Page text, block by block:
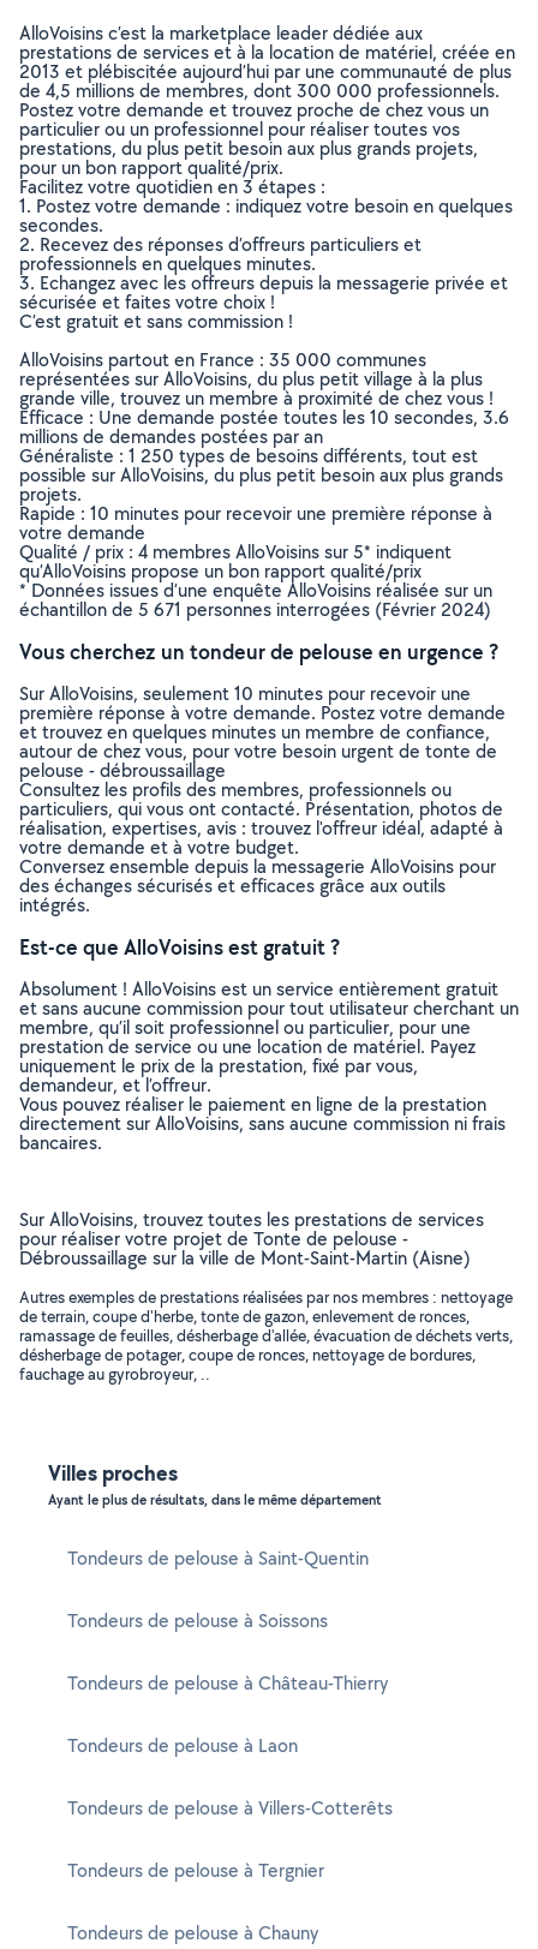
AlloVoisins c’est la marketplace leader dédiée aux
prestations de services et à la location de matériel, créée en
2013 et plébiscitée aujourd’hui par une communauté de plus
de 4,5 millions de membres, dont 300 000 professionnels.
Postez votre demande et trouvez proche de chez vous un
particulier ou un professionnel pour réaliser toutes vos
prestations, du plus petit besoin aux plus grands projets,
pour un bon rapport qualité/prix.
Facilitez votre quotidien en 3 étapes :
1. Postez votre demande : indiquez votre besoin en quelques
secondes.
2. Recevez des réponses d’offreurs particuliers et
professionnels en quelques minutes.
3. Echangez avec les offreurs depuis la messagerie privée et
sécurisée et faites votre choix !
C’est gratuit et sans commission !
AlloVoisins partout en France : 35 000 communes
représentées sur AlloVoisins, du plus petit village à la plus
grande ville, trouvez un membre à proximité de chez vous !
Efficace : Une demande postée toutes les 10 secondes, 3.6
millions de demandes postées par an
Généraliste : 1 250 types de besoins différents, tout est
possible sur AlloVoisins, du plus petit besoin aux plus grands
projets.
Rapide : 10 minutes pour recevoir une première réponse à
votre demande
Qualité / prix : 4 membres AlloVoisins sur 5* indiquent
qu’AlloVoisins propose un bon rapport qualité/prix
* Données issues d’une enquête AlloVoisins réalisée sur un
échantillon de 5 671 personnes interrogées (Février 2024)
Vous cherchez un tondeur de pelouse en urgence ?
Sur AlloVoisins, seulement 10 minutes pour recevoir une
première réponse à votre demande. Postez votre demande
et trouvez en quelques minutes un membre de confiance,
autour de chez vous, pour votre besoin urgent de tonte de
pelouse - débroussaillage
Consultez les profils des membres, professionnels ou
particuliers, qui vous ont contacté. Présentation, photos de
réalisation, expertises, avis : trouvez l'offreur idéal, adapté à
votre demande et à votre budget.
Conversez ensemble depuis la messagerie AlloVoisins pour
des échanges sécurisés et efficaces grâce aux outils
intégrés.
Est-ce que AlloVoisins est gratuit ?
Absolument ! AlloVoisins est un service entièrement gratuit
et sans aucune commission pour tout utilisateur cherchant un
membre, qu’il soit professionnel ou particulier, pour une
prestation de service ou une location de matériel. Payez
uniquement le prix de la prestation, fixé par vous,
demandeur, et l’offreur.
Vous pouvez réaliser le paiement en ligne de la prestation
directement sur AlloVoisins, sans aucune commission ni frais
bancaires.
Sur AlloVoisins, trouvez toutes les prestations de services
pour réaliser votre projet de Tonte de pelouse -
Débroussaillage sur la ville de Mont-Saint-Martin (Aisne)
Autres exemples de prestations réalisées par nos membres : nettoyage
de terrain, coupe d'herbe, tonte de gazon, enlevement de ronces,
ramassage de feuilles, désherbage d'allée, évacuation de déchets verts,
désherbage de potager, coupe de ronces, nettoyage de bordures,
fauchage au gyrobroyeur, ..
Villes proches
Ayant le plus de résultats, dans le même département
Tondeurs de pelouse à Saint-Quentin
Tondeurs de pelouse à Soissons
Tondeurs de pelouse à Château-Thierry
Tondeurs de pelouse à Laon
Tondeurs de pelouse à Villers-Cotterêts
Tondeurs de pelouse à Tergnier
Tondeurs de pelouse à Chauny